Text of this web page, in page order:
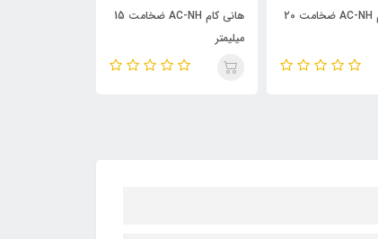
هانی کام AC-NH ضخامت 20
هانی کام AC-NH ضخامت 15
میلیمتر